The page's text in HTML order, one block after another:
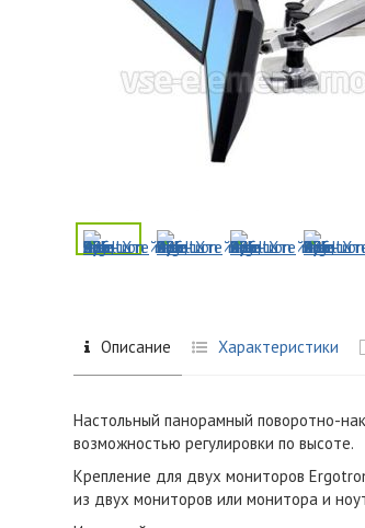
Описание Характеристики
Настольный панорамный поворотно-
возможностью регулировки по высоте.
Крепление для двух мониторов
из двух мониторов или монитора и